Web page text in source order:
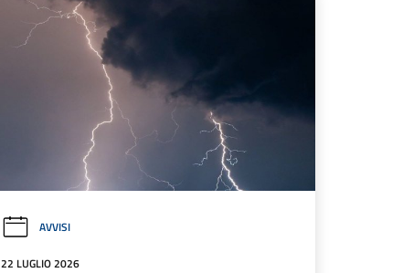
AVVISI
22 LUGLIO 2026